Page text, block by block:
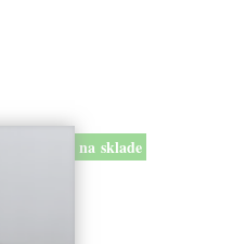
na sklade